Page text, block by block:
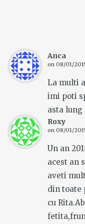
Anca
on 08/01/
La multi
imi poti
asta lung
Roxy
on 08/01/
Un an
acest an
aveti
din toate
cu